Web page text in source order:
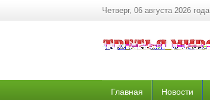
Четверг, 06 августа 2026 года
Главная Новости